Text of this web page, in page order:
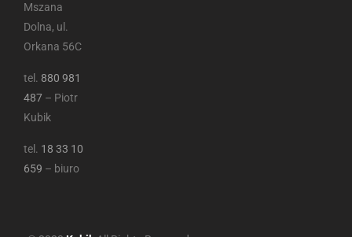
Mszana
Dolna, ul.
Orkana 56C
tel. 880 981
487 – Piotr
Kubik
tel. 18 33 10
659 – biuro